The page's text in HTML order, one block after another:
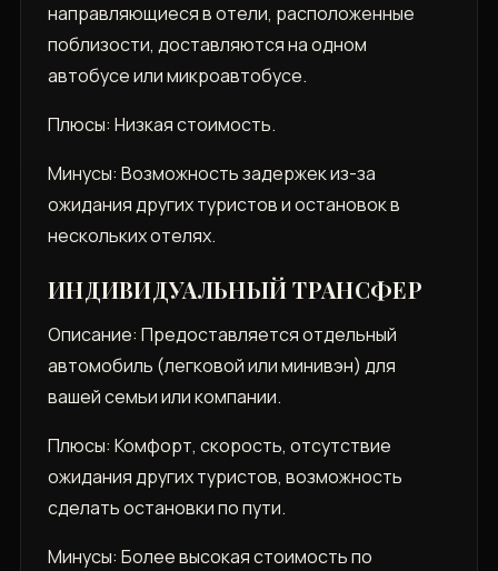
направляющиеся в отели, расположенные
поблизости, доставляются на одном
автобусе или микроавтобусе.
Плюсы: Низкая стоимость.
Минусы: Возможность задержек из-за
ожидания других туристов и остановок в
нескольких отелях.
ИНДИВИДУАЛЬНЫЙ ТРАНСФЕР
Описание: Предоставляется отдельный
автомобиль (легковой или минивэн) для
вашей семьи или компании.
Плюсы: Комфорт, скорость, отсутствие
ожидания других туристов, возможность
сделать остановки по пути.
Минусы: Более высокая стоимость по